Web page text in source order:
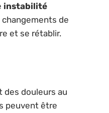
instabilité
de
et se rétablir.
des douleurs au
peuvent être